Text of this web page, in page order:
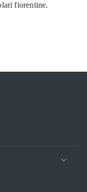
fiorentine.